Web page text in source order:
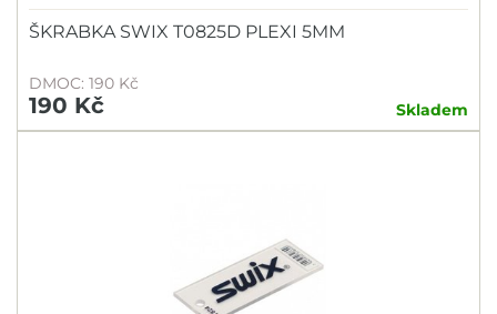
ŠKRABKA SWIX T0825D PLEXI 5MM
DMOC: 190 Kč
190 Kč Skladem